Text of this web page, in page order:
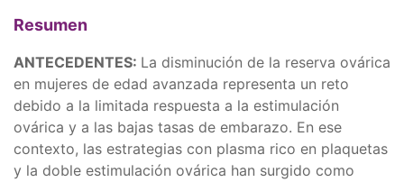
Resumen
ANTECEDENTES: La disminución de la reserva ovárica
en mujeres de edad avanzada representa un reto
debido a la limitada respuesta a la estimulación
ovárica y a las bajas tasas de embarazo. En ese
contexto, las estrategias con plasma rico en plaquetas
y la doble estimulación ovárica han surgido como